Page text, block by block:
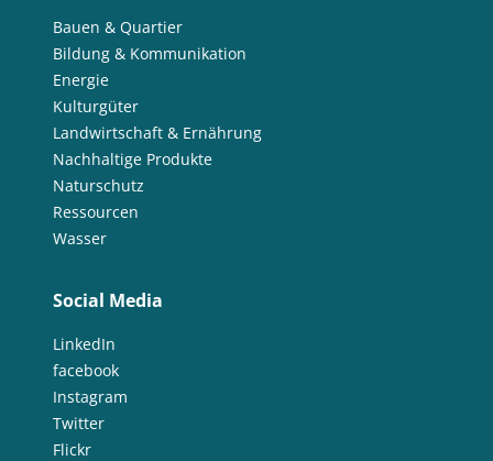
Bauen & Quartier
Bildung & Kommunikation
Energie
Kulturgüter
Landwirtschaft & Ernährung
Nachhaltige Produkte
Naturschutz
Ressourcen
Wasser
Social Media
LinkedIn
facebook
Instagram
Twitter
Flickr